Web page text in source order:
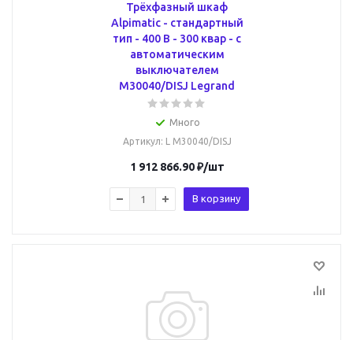
Трёхфазный шкаф
Alpimatic - стандартный
тип - 400 В - 300 квар - c
автоматическим
выключателем
M30040/DISJ Legrand
Много
Артикул: L M30040/DISJ
1 912 866.90₽/шт
В корзину